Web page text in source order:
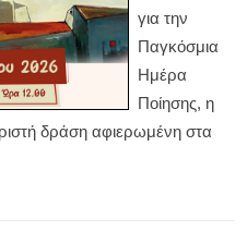
για την
Παγκόσμια
Ημέρα
Ποίησης, η
δράση αφιερωμένη στα